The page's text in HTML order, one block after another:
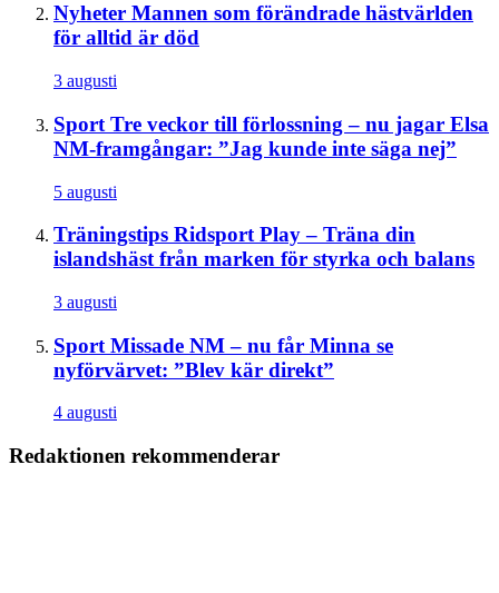
Nyheter Mannen som förändrade hästvärlden
för alltid är död
3 augusti
Sport Tre veckor till förlossning – nu jagar Elsa
NM-framgångar: ”Jag kunde inte säga nej”
5 augusti
Träningstips Ridsport Play – Träna din
islandshäst från marken för styrka och balans
3 augusti
Sport Missade NM – nu får Minna se
nyförvärvet: ”Blev kär direkt”
4 augusti
Redaktionen rekommenderar